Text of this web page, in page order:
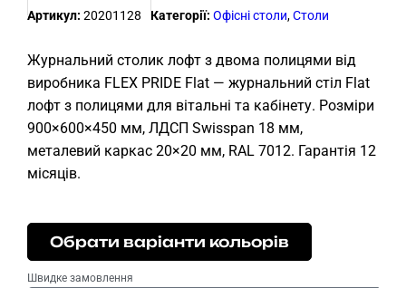
Артикул: 20201128 Категорії: Офісні столи,Столи
Журнальний столик лофт з двома полицями від
виробника FLEX PRIDE Flat — журнальний стіл Flat
лофт з полицями для вітальні та кабінету. Розміри
900×600×450 мм, ЛДСП Swisspan 18 мм,
металевий каркас 20×20 мм, RAL 7012. Гарантія 12
місяців.
Обрати варіанти кольорів
Швидке замовлення